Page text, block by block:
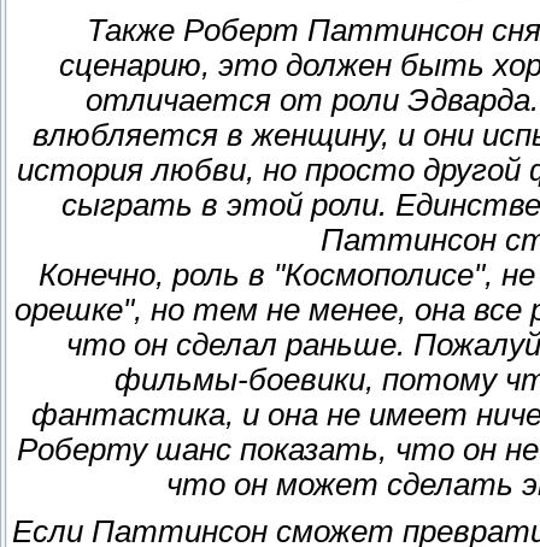
Также Роберт Паттинсон
сценарию, это должен быть
отличается от роли
влюбляется в женщину, и они
история любви, но просто
сыграть в этой роли.
Паттинсон
Конечно, роль в "Космополисе",
орешке", но тем не менее, она все
что он сделал раньше.
фильмы-боевики, потому
фантастика, и она не имеет
Роберту шанс показать, что он
что он может сделать
Если Паттинсон сможет